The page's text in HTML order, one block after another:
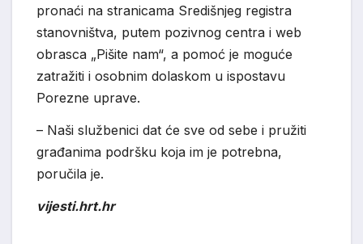
pronaći na stranicama Središnjeg registra
stanovništva, putem pozivnog centra i web
obrasca „Pišite nam“, a pomoć je moguće
zatražiti i osobnim dolaskom u ispostavu
Porezne uprave.
– Naši službenici dat će sve od sebe i pružiti
građanima podršku koja im je potrebna,
poručila je.
vijesti.hrt.hr